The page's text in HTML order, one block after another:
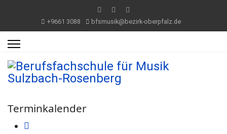
+9661 3088 bfsmusik@bezirk-oberpfalz.de
Terminkalender